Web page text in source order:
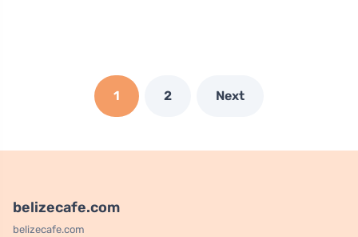
1 2 Next
belizecafe.com
belizecafe.com